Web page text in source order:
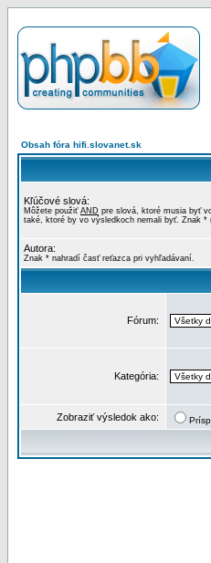
Obsah fóra hifi.slovanet.sk
Kľúčové slová:
Môžete použiť AND pre slová, ktoré musia byť
také, ktoré by vo výsledkoch nemali byť. Znak
Autora:
Znak * nahradí časť reťazca pri vyhľadávaní.
Fórum:
Kategória:
Zobraziť výsledok ako: